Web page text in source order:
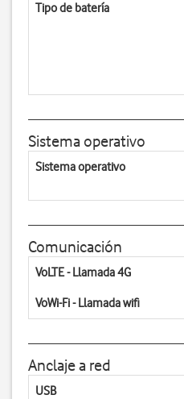
Tipo de batería
Sistema operativo
Sistema operativo
Comunicación
VoLTE - Llamada 4G
VoWi-Fi - Llamada wifi
Anclaje a red
USB